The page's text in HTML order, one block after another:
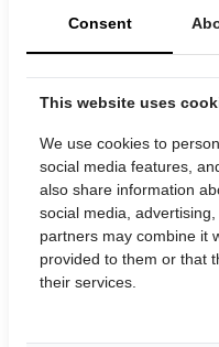
Adria
Supersonic
780 SL 360
gr cam,
liner seats
Bekijk
Camper
Consent
This website uses
We use cookies to
social media features,
also share information
social media,
partners may combine it
provided to them or that
their services.